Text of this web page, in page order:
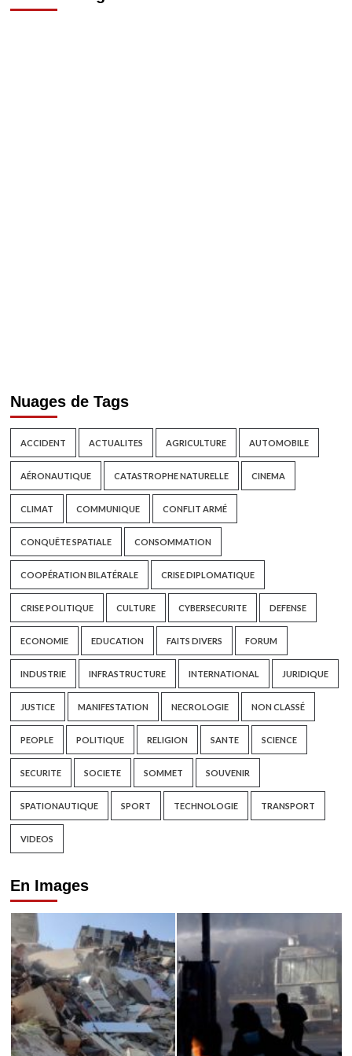
Nuages de Tags
ACCIDENT ACTUALITES AGRICULTURE AUTOMOBILE
AÉRONAUTIQUE CATASTROPHE NATURELLE CINEMA
CLIMAT COMMUNIQUE CONFLIT ARMÉ
CONQUÊTE SPATIALE CONSOMMATION
COOPÉRATION BILATÉRALE CRISE DIPLOMATIQUE
CRISE POLITIQUE CULTURE CYBERSECURITE DEFENSE
ECONOMIE EDUCATION FAITS DIVERS FORUM
INDUSTRIE INFRASTRUCTURE INTERNATIONAL JURIDIQUE
JUSTICE MANIFESTATION NECROLOGIE NON CLASSÉ
PEOPLE POLITIQUE RELIGION SANTE SCIENCE
SECURITE SOCIETE SOMMET SOUVENIR
SPATIONAUTIQUE SPORT TECHNOLOGIE TRANSPORT
VIDEOS
En Images